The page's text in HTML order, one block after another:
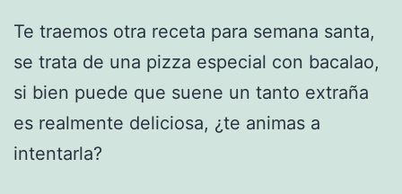
Te traemos otra receta para semana santa,
se trata de una pizza especial con bacalao,
si bien puede que suene un tanto extraña
es realmente deliciosa, ¿te animas a
intentarla?